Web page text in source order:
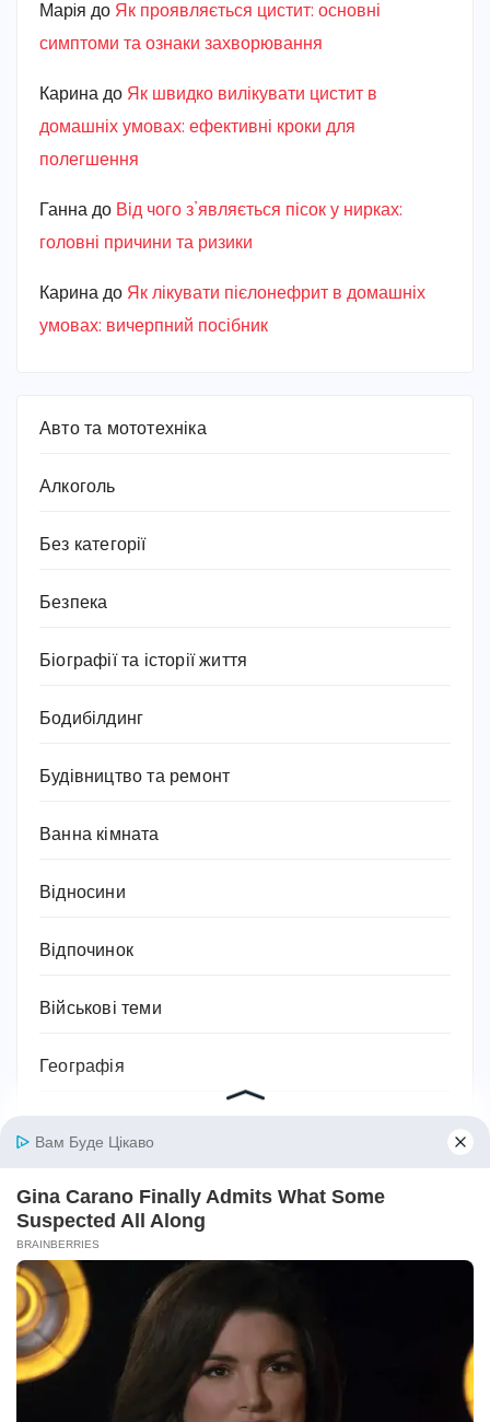
Марiя до Як проявляється цистит: основні
симптоми та ознаки захворювання
Карина до Як швидко вилікувати цистит в
домашніх умовах: ефективні кроки для
полегшення
Ганна до Від чого з’являється пісок у нирках:
головні причини та ризики
Карина до Як лікувати пієлонефрит в домашніх
умовах: вичерпний посібник
Авто та мототехніка
Алкоголь
Без категорії
Безпека
Біографії та історії життя
Бодибілдинг
Будівництво та ремонт
Ванна кімната
Відносини
Відпочинок
Військові теми
Географія
Дієти та схуднення
Дім
Діти
Домашнє господарство